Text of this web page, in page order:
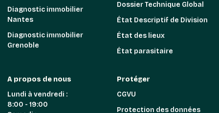
Diagnostic immobilier
Nantes
Diagnostic immobilier
Grenoble
Dossier Technique Global
État Descriptif de Division
État des lieux
État parasitaire
A propos de nous
Lundi à vendredi :
8:00 - 19:00
Protéger
CGVU
Protection des données